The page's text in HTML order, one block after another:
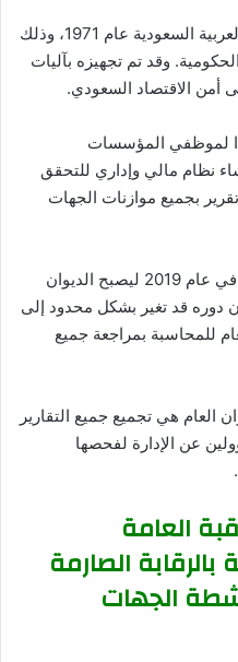
تم تأسيس ديوان عام في المملكة العربية السعودية عام 1971، وذلك
وقد تم تجهيزه بآليات
أمن الاقتصاد السعودي.
لموظفي المؤسسات
نظام مالي وإداري للتحقق
بجميع موازنات الجهات
تم تغيير اسم ديوان المراقبة العامة في عام 2019 ليصبح الديوان
دوره قد تغير بشكل محدود إلى
للمحاسبة بمراجعة جميع
العام هي تجميع جميع التقارير
عن الإدارة لفحصها
العامة
الصارمة
الجهات